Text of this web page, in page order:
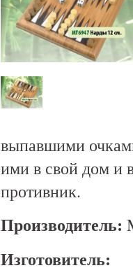
выпавшими
ими в свой дом и
противник.
Производитель:
Изготовитель: